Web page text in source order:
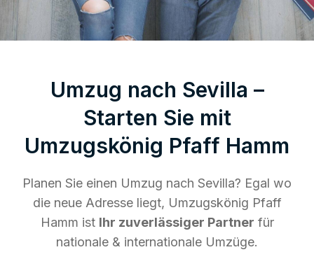
Umzug nach Sevilla –
Starten Sie mit
Umzugskönig Pfaff Hamm
Planen Sie einen Umzug nach Sevilla? Egal wo
die neue Adresse liegt, Umzugskönig Pfaff
Hamm ist Ihr zuverlässiger Partner für
nationale & internationale Umzüge.